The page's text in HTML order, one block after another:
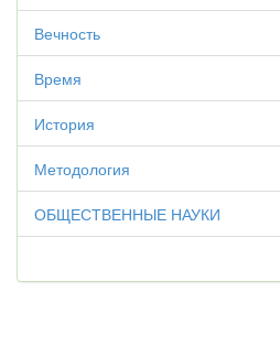
Вечность
Время
История
Методология
ОБЩЕСТВЕННЫЕ НАУКИ